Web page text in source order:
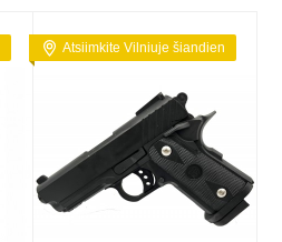
Atsiimkite Vilniuje šiandien